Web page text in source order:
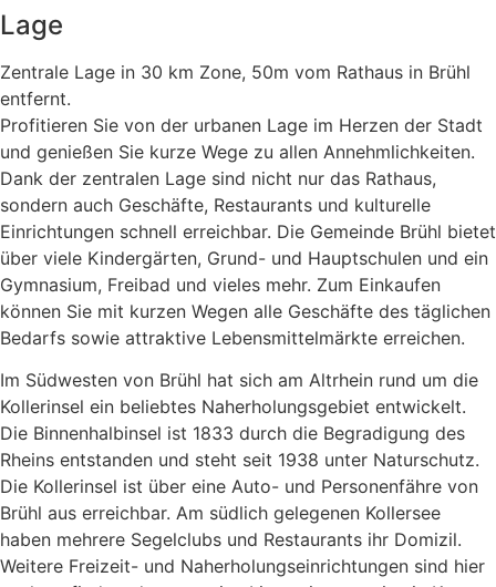
Lage
Zentrale Lage in 30 km Zone, 50m vom Rathaus in Brühl
entfernt.
Profitieren Sie von der urbanen Lage im Herzen der Stadt
und genießen Sie kurze Wege zu allen Annehmlichkeiten.
Dank der zentralen Lage sind nicht nur das Rathaus,
sondern auch Geschäfte, Restaurants und kulturelle
Einrichtungen schnell erreichbar. Die Gemeinde Brühl bietet
über viele Kindergärten, Grund- und Hauptschulen und ein
Gymnasium, Freibad und vieles mehr. Zum Einkaufen
können Sie mit kurzen Wegen alle Geschäfte des täglichen
Bedarfs sowie attraktive Lebensmittelmärkte erreichen.
Im Südwesten von Brühl hat sich am Altrhein rund um die
Kollerinsel ein beliebtes Naherholungsgebiet entwickelt.
Die Binnenhalbinsel ist 1833 durch die Begradigung des
Rheins entstanden und steht seit 1938 unter Naturschutz.
Die Kollerinsel ist über eine Auto- und Personenfähre von
Brühl aus erreichbar. Am südlich gelegenen Kollersee
haben mehrere Segelclubs und Restaurants ihr Domizil.
Weitere Freizeit- und Naherholungseinrichtungen sind hier